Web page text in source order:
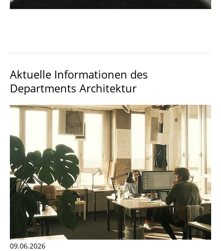
Aktuelle Informationen des
Departments Architektur
09.06.2026